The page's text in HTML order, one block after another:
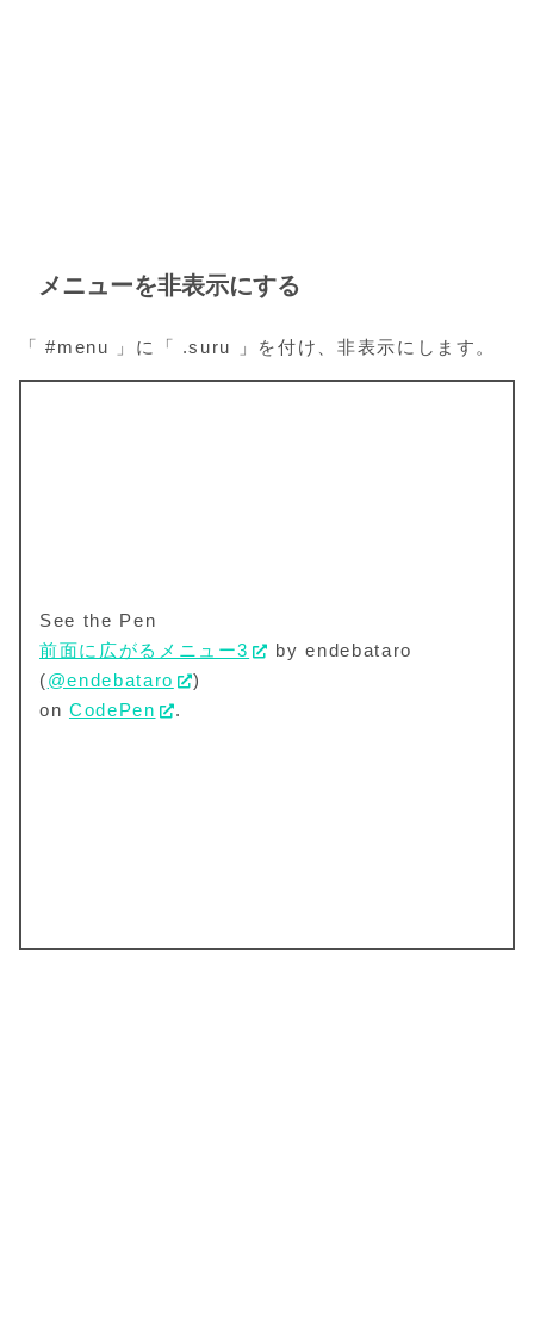
メニューを非表示にする
「 #menu 」に「 .suru 」を付け、非表示にします。
See the Pen
前面に広がるメニュー3
by endebataro
(@endebataro
)
on CodePen .